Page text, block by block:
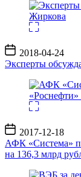
Дата
записи
2018-04-24
Эксперты
Дата
записи
2017-12-18
АФК «Система»
на 136,3 млрд